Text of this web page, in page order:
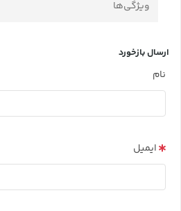
ویژگی‌ها
ارسال بازخورد
نام
ایمیل